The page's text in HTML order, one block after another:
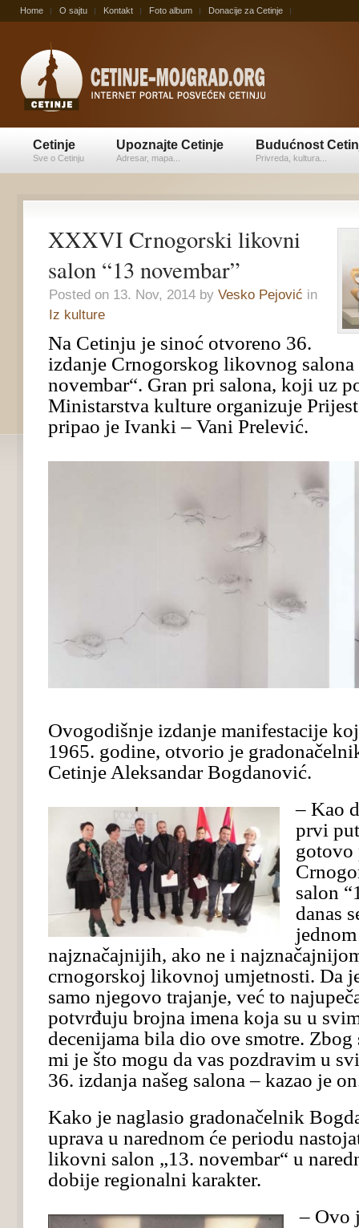
Home O sajtu Kontakt Foto album Donacije za Cetinje
Cetinje
Sve o Cetinju
Upoznajte Cetinje
Adresar, mapa...
Budućnost
Privreda, kultura...
XXXVI Crnogorski likovni
salon “13 novembar”
Posted on 13. Nov, 2014 by Vesko Pejović in
Iz kulture
Na Cetinju je sinoć otvoreno 36.
izdanje Crnogorskog likovnog salona
novembar“. Gran pri salona, koji uz
Ministarstva kulture organizuje
pripao je Ivanki – Vani Prelević.
Ovogodišnje izdanje manifestacije
1965. godine, otvorio je
Cetinje Aleksandar Bogdanović.
– Kao
prvi
gotovo
salon
danas
najznačajnijih, ako ne i
crnogorskoj likovnoj umjetnosti. Da
samo njegovo trajanje, već to
potvrđuju brojna imena koja su u
decenijama bila dio ove smotre. Zbog
mi je što mogu da vas pozdravim u
36. izdanja našeg salona – kazao je
Kako je naglasio gradonačelnik
uprava u narednom će periodu
likovni salon „13. novembar“ u
dobije regionalni karakter.
– Ovo